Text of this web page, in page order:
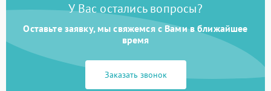
У Вас остались вопросы?
Оставьте заявку, мы свяжемся с Вами в ближайшее
время
Заказать звонок